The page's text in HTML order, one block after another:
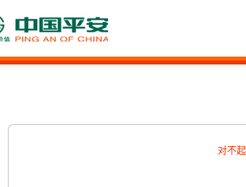
对不